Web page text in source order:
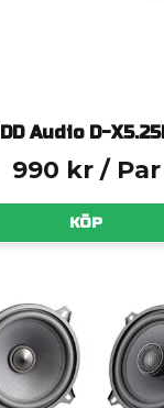
DD Audio D-
990 kr / Par
KÖP